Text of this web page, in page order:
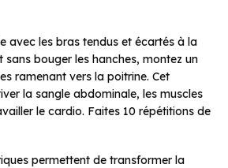
avec les bras tendus et écartés à la
sans bouger les hanches, montez un
ramenant vers la poitrine. Cet
la sangle abdominale, les muscles
le cardio. Faites 10 répétitions de
permettent de transformer la